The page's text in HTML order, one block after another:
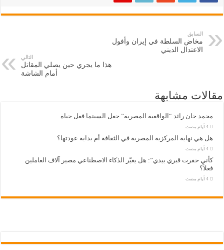
السابق
مخاض السلطة في إيران وأفول
الاعتدال الديني
التالي
هذا ما يجري حين يصلي المقاتل
أمام الشاشة
مقالات مشابهة
محمد خان رائد “الواقعية المصرية” جعل السينما فعل حياة
‏4 أيام مضت
هل هي نهاية المركزية المصرية في الثقافة أم بداية عودتها؟
‏4 أيام مضت
كأني حفرت قبري بيدي”: هل يغيّر الذكاء الاصطناعي مصير آلاف العاملين
فعلاً؟
‏4 أيام مضت